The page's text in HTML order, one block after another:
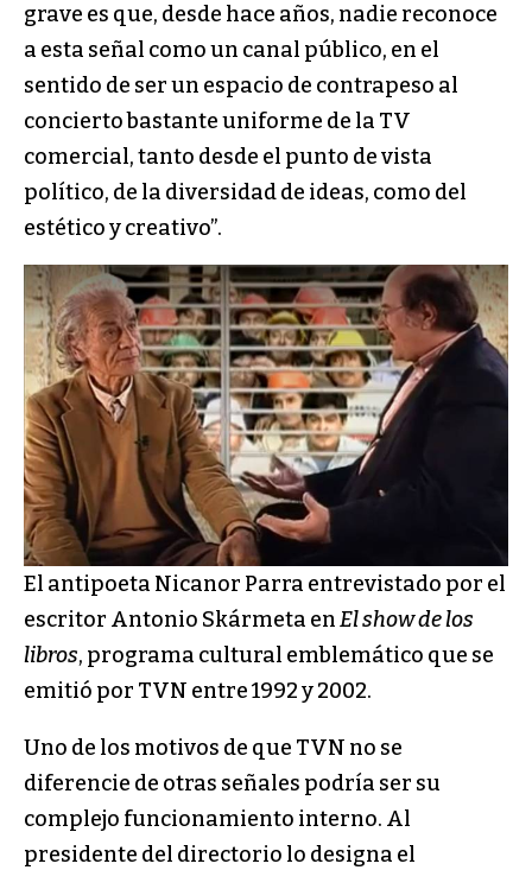
grave es que, desde hace años, nadie reconoce
a esta señal como un canal público, en el
sentido de ser un espacio de contrapeso al
concierto bastante uniforme de la TV
comercial, tanto desde el punto de vista
político, de la diversidad de ideas, como del
estético y creativo”.
El antipoeta Nicanor Parra entrevistado por el
escritor Antonio Skármeta enEl show de los
libros, programa cultural emblemático que se
emitió por TVN entre 1992 y 2002.
Uno de los motivos de que TVN no se
diferencie de otras señales podría ser su
complejo funcionamiento interno. Al
presidente del directorio lo designa el